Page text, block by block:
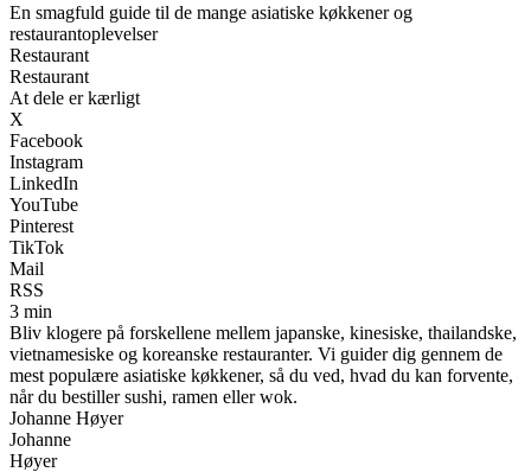
En smagfuld guide til de mange asiatiske køkkener og
restaurantoplevelser
Restaurant
Restaurant
At dele er kærligt
X
Facebook
Instagram
LinkedIn
YouTube
Pinterest
TikTok
Mail
RSS
3 min
Bliv klogere på forskellene mellem japanske, kinesiske, thailandske,
vietnamesiske og koreanske restauranter. Vi guider dig gennem de
mest populære asiatiske køkkener, så du ved, hvad du kan forvente,
når du bestiller sushi, ramen eller wok.
Johanne Høyer
Johanne
Høyer